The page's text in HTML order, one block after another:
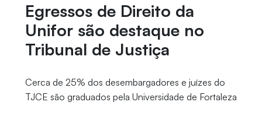
Egressos de Direito da
Unifor são destaque no
Tribunal de Justiça
Cerca de 25% dos desembargadores e juízes do
TJCE são graduados pela Universidade de Fortaleza